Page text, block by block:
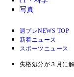
写真
週プレNEWS TOP
新着ニュース
スポーツニュース
失格処分が３月に